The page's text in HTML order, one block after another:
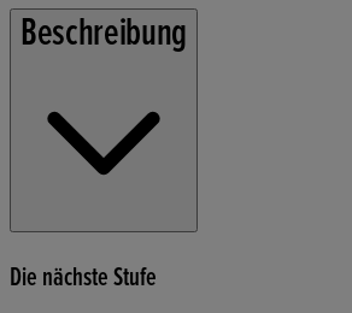
Beschreibung
Die nächste Stufe